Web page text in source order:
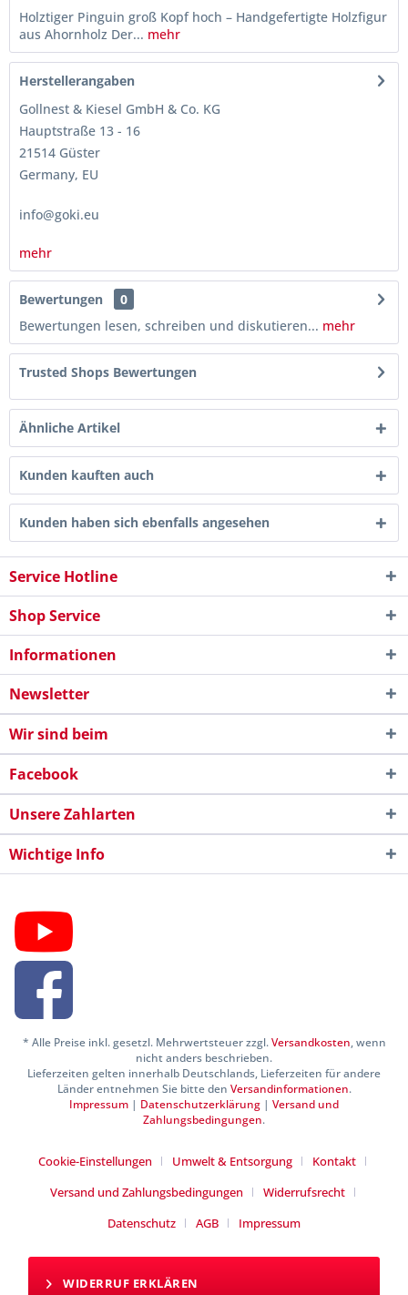
Holztiger Pinguin groß Kopf hoch – Handgefertigte Holzfigur
aus Ahornholz Der... mehr
Herstellerangaben
Gollnest & Kiesel GmbH & Co. KG
Hauptstraße 13 - 16
21514 Güster
Germany, EU
info@goki.eu
mehr
Bewertungen
0
Bewertungen lesen, schreiben und diskutieren... mehr
Trusted Shops Bewertungen
Ähnliche Artikel
Kunden kauften auch
Kunden haben sich ebenfalls angesehen
Service Hotline
Shop Service
Informationen
Newsletter
Wir sind beim
Facebook
Unsere Zahlarten
Wichtige Info
* Alle Preise inkl. gesetzl. Mehrwertsteuer zzgl.Versandkosten, wenn
nicht anders beschrieben.
Lieferzeiten gelten innerhalb Deutschlands, Lieferzeiten für andere
Länder entnehmen Sie bitte den Versandinformationen.
Impressum | Datenschutzerklärung | Versand und
Zahlungsbedingungen.
Cookie-Einstellungen Umwelt & Entsorgung
Kontakt
Versand und Zahlungsbedingungen
Widerrufsrecht
Datenschutz
AGB Impressum
WIDERRUF ERKLÄREN